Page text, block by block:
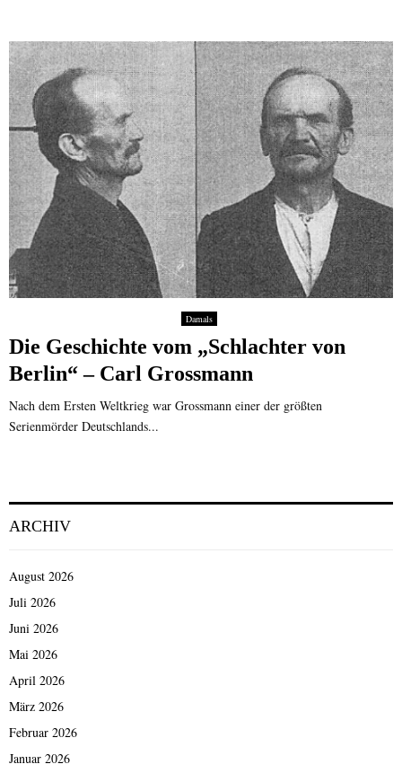
Damals
Die Geschichte vom „Schlachter von
Berlin“ – Carl Grossmann
Nach dem Ersten Weltkrieg war Grossmann einer der größten
Serienmörder Deutschlands...
ARCHIV
August 2026
Juli 2026
Juni 2026
Mai 2026
April 2026
März 2026
Februar 2026
Januar 2026